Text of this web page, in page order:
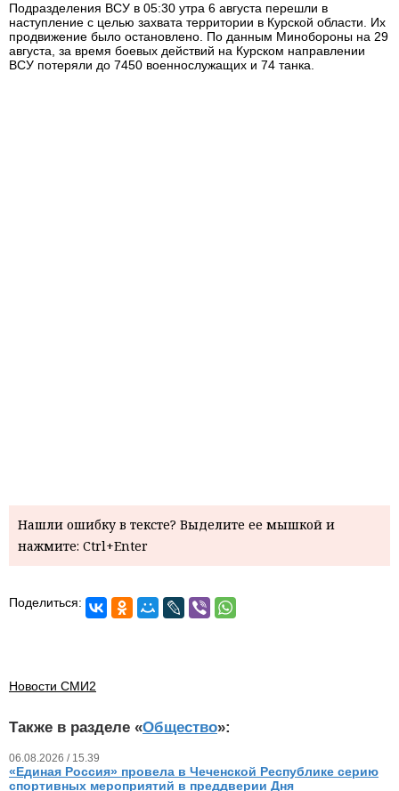
Подразделения ВСУ в 05:30 утра 6 августа перешли в
наступление с целью захвата территории в Курской области. Их
продвижение было остановлено. По данным Минобороны на 29
августа, за время боевых действий на Курском направлении
ВСУ потеряли до 7450 военнослужащих и 74 танка.
Нашли ошибку в тексте? Выделите ее мышкой и
нажмите: Ctrl+Enter
Поделиться:
Новости СМИ2
Также в разделе «Общество»:
06.08.2026 / 15.39
«Единая Россия» провела в Чеченской Республике серию
спортивных мероприятий в преддверии Дня